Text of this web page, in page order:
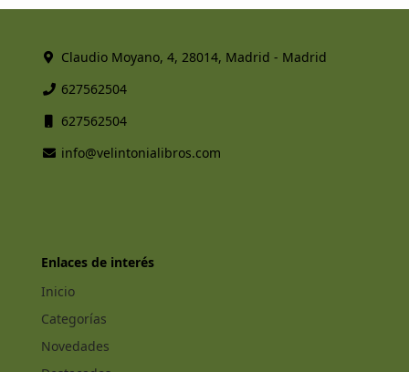
Claudio Moyano, 4, 28014, Madrid - Madrid
627562504
627562504
info@velintonialibros.com
Enlaces de interés
Inicio
Categorías
Novedades